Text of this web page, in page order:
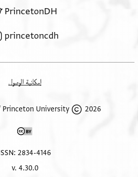
PrincetonDH
princetoncdh
إمكانية الوصول
2026 The Trustees of Princeton University
ISSN: 2834-4146
v. 4.30.0